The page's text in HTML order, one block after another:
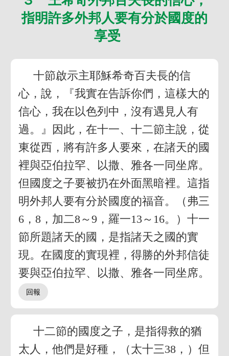
指明許多外邦人要有分於國度的
享受
十節啟示主耶穌希奇百夫長的信
心，說，『我實在告訴你們，這樣大的
信心，我在以色列中，沒有遇見人有
過。』因此，在十一、十二節主說，從
東從西，將有許多人要來，在諸天的國
裡與亞伯拉罕、以撒、雅各一同坐席。
但國度之子要被扔在外面黑暗裡。這指
明外邦人要有分於國度的福音。（弗三
6，8，加二8～9，羅一13～16。）十一
節所題諸天的國，是指諸天之國的實
現。在國度的實現裡，得勝的外邦信徒
要與亞伯拉罕、以撒、雅各一同坐席。
十二節的國度之子，是指得救的猶
太人，他們是好種，（太十三38，）但